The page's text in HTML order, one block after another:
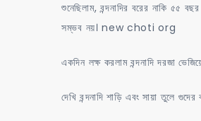
শুনেছিলাম, বন্দনাদির বরের নাকি ৫৫
সম্ভব নয়। new choti org
একদিন লক্ষ করলাম বন্দনাদি দরজা
দেখি বন্দনাদি শাড়ি এবং সায়া তুলে গুদের